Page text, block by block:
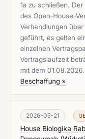
1a zu schließen.
des Open-House-
Verhandlungen
geführt, es gelten
einzelnen
Vertragslaufzeit
mit dem
Beschaffung »
2026-05-21
House Biologika